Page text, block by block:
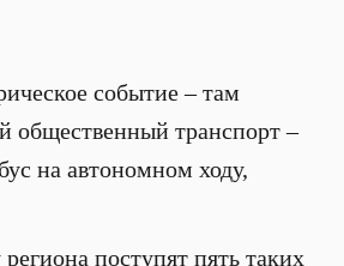
событие – там
общественный транспорт –
на автономном ходу,
поступят пять таких